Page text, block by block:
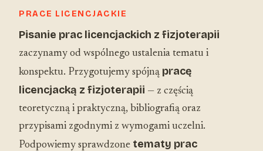
PRACE LICENCJACKIE
Pisanie prac licencjackich z fizjoterapii
zaczynamy od wspólnego ustalenia tematu i
konspektu. Przygotujemy spójną pracę
licencjacką z fizjoterapii — z częścią
teoretyczną i praktyczną, bibliografią oraz
przypisami zgodnymi z wymogami uczelni.
Podpowiemy sprawdzone tematy prac